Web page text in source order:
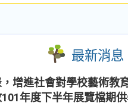
最新消息
增進社會對學校藝術教
年度下半年展覽檔期